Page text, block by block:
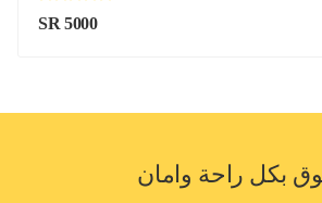
SR 5000
بكل راحة وامان